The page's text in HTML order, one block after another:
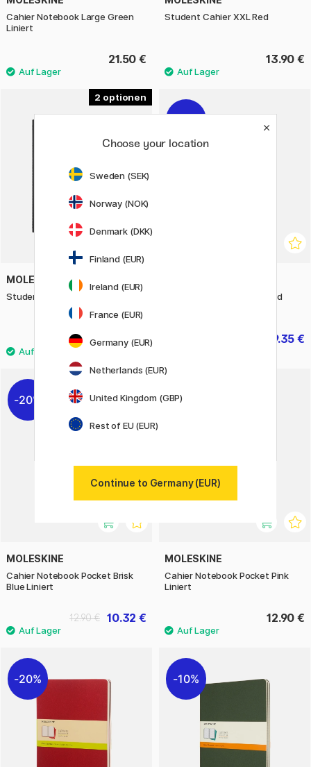
Cahier Notebook Large Green
Liniert
21.50 €
Student Cahier XXL Red
13.90 €
2
MOLESKINE
Student Cahier XXL Black
13.90 €
Cahier Notebook Large Red
19.35 €
20%
MOLESKINE
Cahier Notebook Pocket Brisk
Blue Liniert
10.32 €
12.90 €
MOLESKINE
Cahier Notebook Pocket Pink
Liniert
12.90 €
20% 10%
Choose your location
Sweden (SEK)
Norway (NOK)
Denmark (DKK)
Finland (EUR)
Ireland (EUR)
France (EUR)
Germany (EUR)
Netherlands (EUR)
United Kingdom (GBP)
Rest of EU (EUR)
Continue to Germany (EUR)